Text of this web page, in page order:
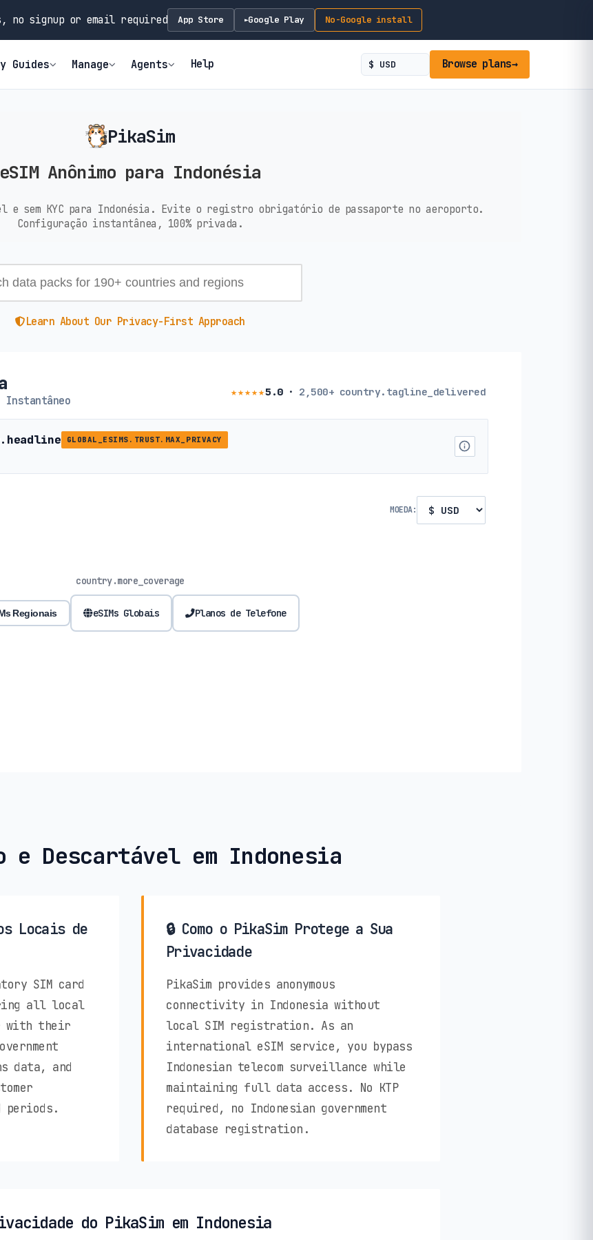
no signup or email required App Store ►Google Play No-Google install
Guides Manage Agents Help Browse plans→
PikaSim
eSIM Anônimo para Indonésia
e sem KYC para Indonésia. Evite o registro obrigatório de passaporte no aeroporto.
Configuração instantânea, 100% privada.
Learn About Our Privacy-First Approach
Instantâneo
★★★★★5.0· 2,500+ country.tagline_delivered
GLOBAL_ESIMS.TRUST.MAX_PRIVACY
MOEDA:
country.more_coverage
Regionais eSIMs Globais Planos de Telefone
e Descartável em Indonesia
Locais de
SIM card
all local
with their
data, and
periods.
🔒 Como o PikaSim Protege a Sua
Privacidade
PikaSim provides anonymous
connectivity in Indonesia without
local SIM registration. As an
international eSIM service, you bypass
Indonesian telecom surveillance while
maintaining full data access. No KTP
required, no Indonesian government
database registration.
do PikaSim em Indonesia